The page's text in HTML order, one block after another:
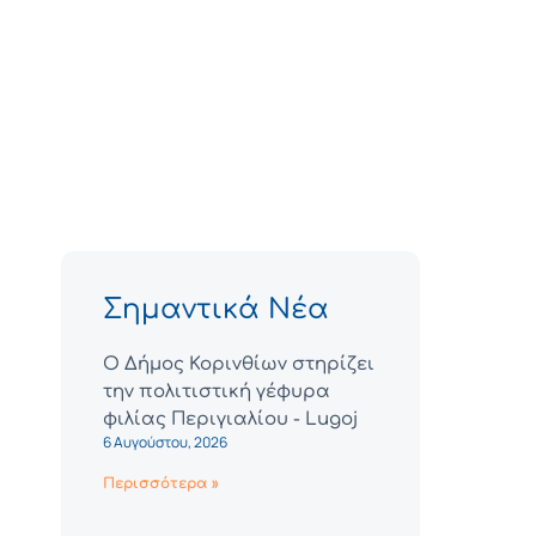
Σημαντικά Νέα
Ο Δήμος Κορινθίων στηρίζει
την πολιτιστική γέφυρα
φιλίας Περιγιαλίου - Lugoj
6 Αυγούστου, 2026
Περισσότερα »